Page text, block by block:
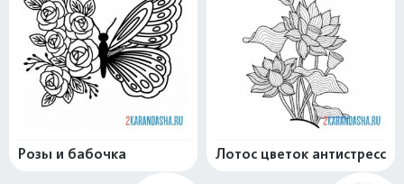
Розы и бабочка Лотос цветок антистресс